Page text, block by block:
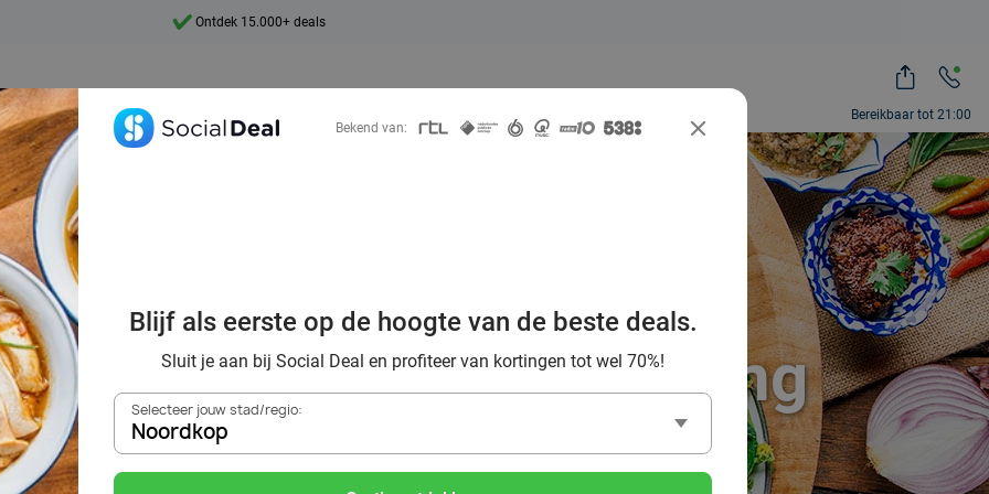
Bereikbaar tot 21:00
Ontdek 15.000+ deals
de beste Thaise
in Noordkop en omgeving
Bekend van:
Blijf als eerste op de hoogte van de beste deals.
Sluit je aan bij Social Deal en profiteer van kortingen tot wel 70%!
Selecteer jouw stad/regio:
Noordkop